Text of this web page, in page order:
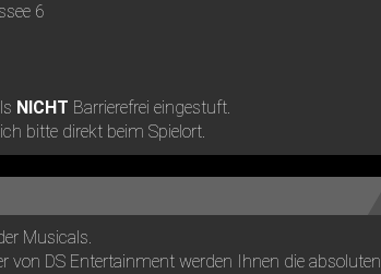
6
NICHT Barrierefrei eingestuft.
bitte direkt beim Spielort.
Musicals.
von DS Entertainment werden Ihnen die